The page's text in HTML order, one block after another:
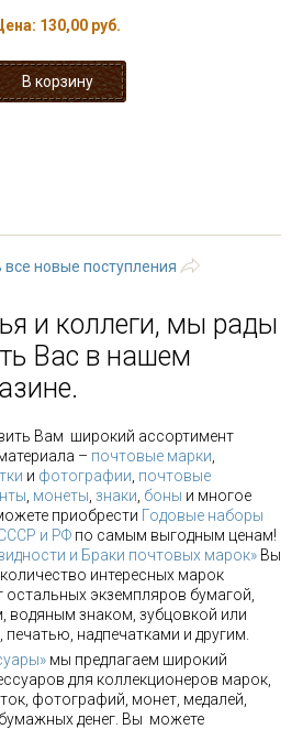
130,00 руб.
все новые поступления
и коллеги, мы рады
Вас в нашем
Вам широкий ассортимент
– почтовые марки
и фотографии почтовые
монеты знаки боны и многое
приобрести Годовые наборы
и РФ по самым выгодным ценам!
и Браки почтовых марок» Вы
интересных марок
экземпляров бумагой,
водяным знаком, зубцовкой или
печатью, надпечатками и другим.
мы предлагаем широкий
для коллекционеров марок,
фотографий, монет, медалей,
денег. Вы можете